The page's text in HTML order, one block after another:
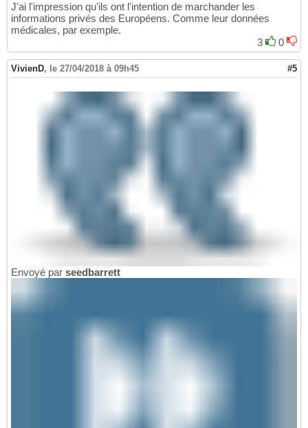
J'ai l'impression qu'ils ont l'intention de marchander les
informations privés des Européens. Comme leur données
médicales, par exemple.
3
0
VivienD, le 27/04/2018 à 09h45 #5
Envoyé par seedbarrett